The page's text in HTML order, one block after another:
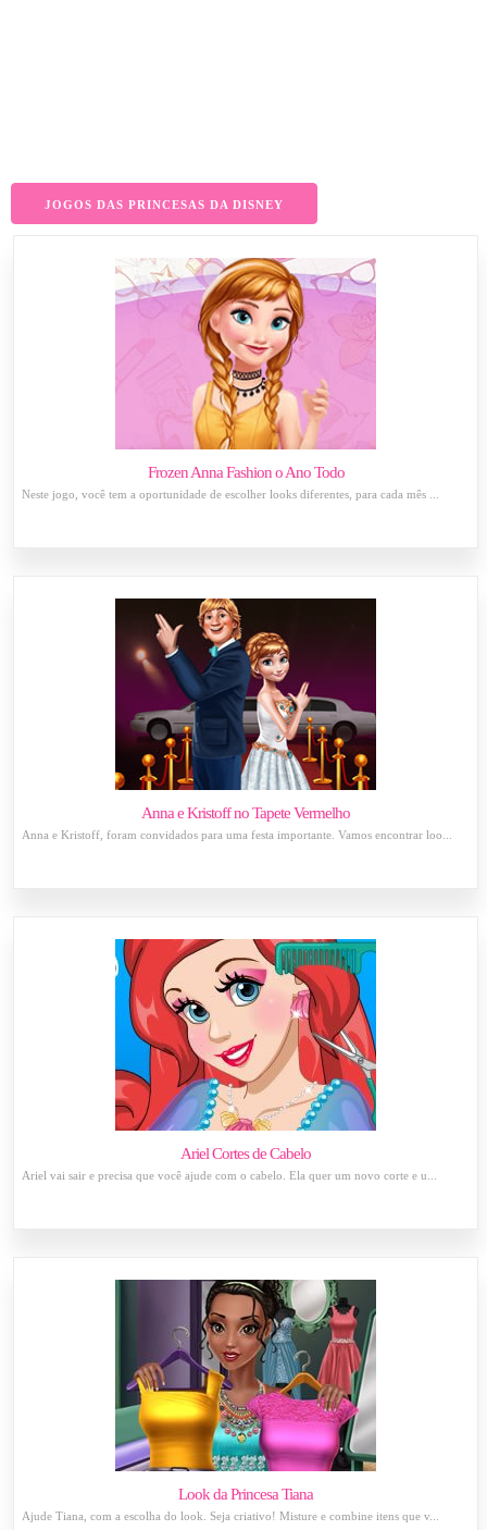
JOGOS DAS PRINCESAS DA DISNEY
Frozen Anna Fashion o Ano Todo
Neste jogo, você tem a oportunidade de escolher looks diferentes, para cada mês ...
Anna e Kristoff no Tapete Vermelho
Anna e Kristoff, foram convidados para uma festa importante. Vamos encontrar loo...
Ariel Cortes de Cabelo
Ariel vai sair e precisa que você ajude com o cabelo. Ela quer um novo corte e u...
Look da Princesa Tiana
Ajude Tiana, com a escolha do look. Seja criativo! Misture e combine itens que v...